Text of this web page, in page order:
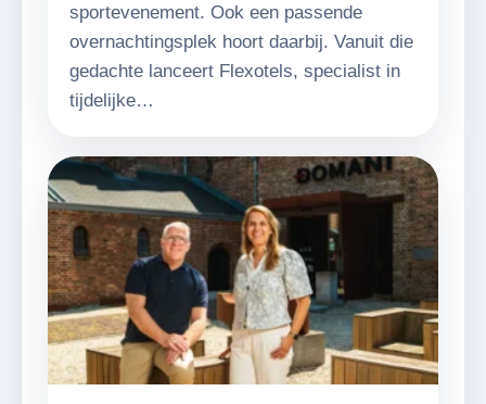
sportevenement. Ook een passende
overnachtingsplek hoort daarbij. Vanuit die
gedachte lanceert Flexotels, specialist in
tijdelijke…